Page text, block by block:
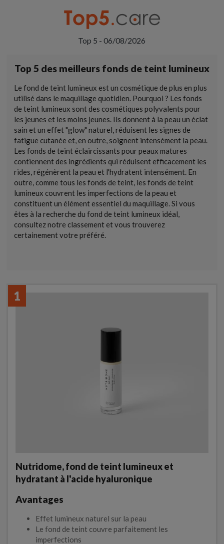
Top 5 - 06/08/2026
Top 5 des meilleurs fonds de teint lumineux
Le fond de teint lumineux est un cosmétique de plus en plus
utilisé dans le maquillage quotidien. Pourquoi ? Les fonds
de teint lumineux sont des cosmétiques polyvalents pour
les jeunes et les moins jeunes. Ils donnent à la peau un éclat
sain et un effet "glow" naturel, réduisent les signes de
fatigue cutanée et, en outre, soignent intensément la peau.
Les fonds de teint éclaircissants pour peaux matures
contiennent des ingrédients qui réduisent efficacement les
rides, régénèrent la peau et l'hydratent intensément. En
outre, comme tous les fonds de teint, les fonds de teint
lumineux couvrent les imperfections de la peau et
constituent un élément essentiel du maquillage. Si vous
êtes à la recherche du fond de teint lumineux idéal,
consultez notre classement et vous trouverez
certainement votre préféré.
1
Nutridome, fond de teint lumineux et
hydratant à l'acide hyaluronique
Avantages
Effet lumineux naturel sur la peau
Le fond de teint couvre parfaitement les
imperfections